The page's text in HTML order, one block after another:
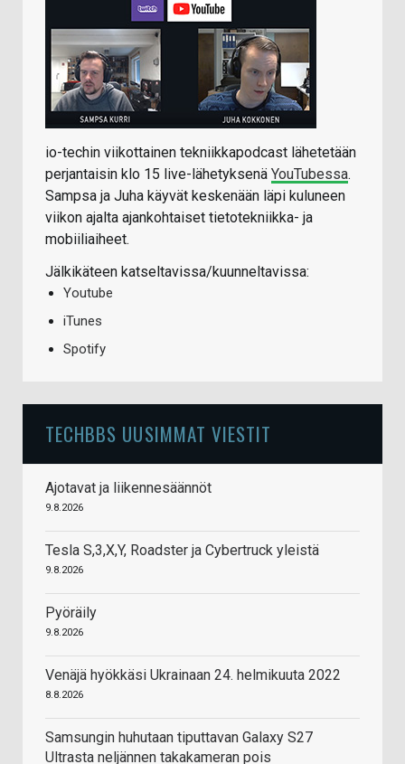
io-techin viikottainen tekniikkapodcast lähetetään
perjantaisin klo 15 live-lähetyksenä YouTubessa.
Sampsa ja Juha käyvät keskenään läpi kuluneen
viikon ajalta ajankohtaiset tietotekniikka- ja
mobiiliaiheet.
Jälkikäteen katseltavissa/kuunneltavissa:
Youtube
iTunes
Spotify
TECHBBS UUSIMMAT VIESTIT
Ajotavat ja liikennesäännöt
9.8.2026
Tesla S,3,X,Y, Roadster ja Cybertruck yleistä
9.8.2026
Pyöräily
9.8.2026
Venäjä hyökkäsi Ukrainaan 24. helmikuuta 2022
8.8.2026
Samsungin huhutaan tiputtavan Galaxy S27
Ultrasta neljännen takakameran pois